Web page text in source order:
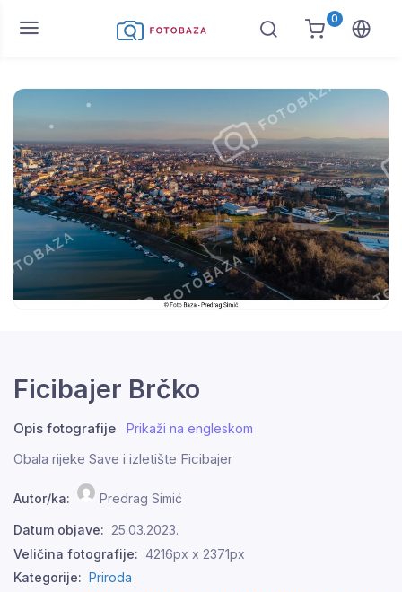
0
Ficibajer Brčko
Opis fotografije Prikaži na engleskom
Obala rijeke Save i izletište Ficibajer
Autor/ka: Predrag Simić
Datum objave: 25.03.2023.
Veličina fotografije: 4216px x 2371px
Kategorije: Priroda